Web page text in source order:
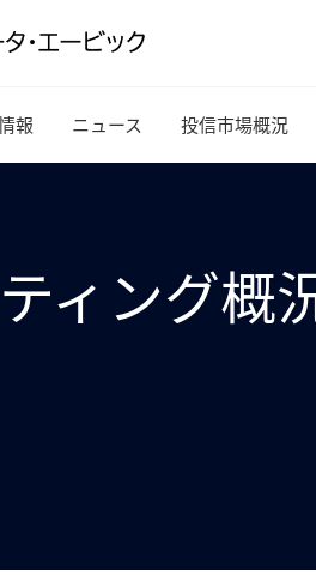
報 ニュース 投信市場概況
ィング概